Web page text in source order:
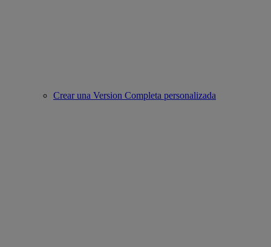
Crear una Version Completa personalizada